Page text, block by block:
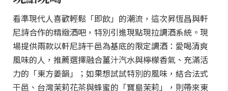
看準現代人喜歡輕鬆「即飲」的潮流，這次昇恆昌與軒
尼詩合作的精緻酒吧，特別引進現點現拉調酒系統。現
場提供兩款以軒尼詩干邑為基底的限定調酒：愛喝清爽
風味的人，推薦選擇融合薑汁汽水與檸檬香氣、充滿活
力的「東方姜韻」；如果想試試特別的風味，結合法式
干邑、台灣茉莉花茶與蜂蜜的「寶島茉莉」，則帶來東